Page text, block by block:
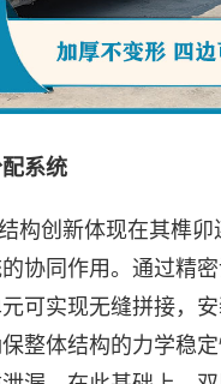
系统
构创新体现在其榫卯
协同作用。通过精
可实现无缝拼接，
整体结构的力学稳